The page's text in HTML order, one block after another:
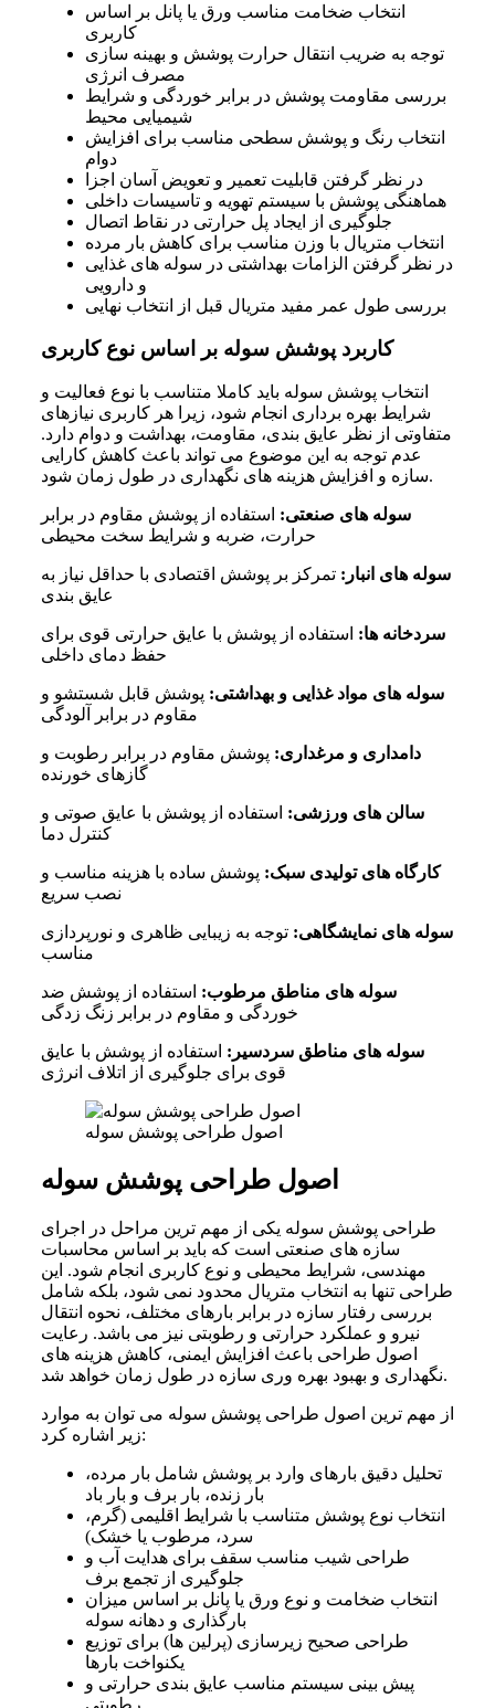
انتخاب ضخامت مناسب ورق یا پانل بر اساس
کاربری
توجه به ضریب انتقال حرارت پوشش و بهینه سازی
مصرف انرژی
بررسی مقاومت پوشش در برابر خوردگی و شرایط
شیمیایی محیط
انتخاب رنگ و پوشش سطحی مناسب برای افزایش
دوام
در نظر گرفتن قابلیت تعمیر و تعویض آسان اجزا
هماهنگی پوشش با سیستم تهویه و تاسیسات داخلی
جلوگیری از ایجاد پل حرارتی در نقاط اتصال
انتخاب متریال با وزن مناسب برای کاهش بار مرده
در نظر گرفتن الزامات بهداشتی در سوله های غذایی
و دارویی
بررسی طول عمر مفید متریال قبل از انتخاب نهایی
کاربرد پوشش سوله بر اساس نوع کاربری
انتخاب پوشش سوله باید کاملا متناسب با نوع فعالیت و
شرایط بهره برداری انجام شود، زیرا هر کاربری نیازهای
متفاوتی از نظر عایق بندی، مقاومت، بهداشت و دوام دارد.
عدم توجه به این موضوع می تواند باعث کاهش کارایی
سازه و افزایش هزینه های نگهداری در طول زمان شود.
سوله های صنعتی: استفاده از پوشش مقاوم در برابر
حرارت، ضربه و شرایط سخت محیطی
سوله های انبار: تمرکز بر پوشش اقتصادی با حداقل نیاز به
عایق بندی
سردخانه ها: استفاده از پوشش با عایق حرارتی قوی برای
حفظ دمای داخلی
سوله های مواد غذایی و بهداشتی: پوشش قابل شستشو و
مقاوم در برابر آلودگی
دامداری و مرغداری: پوشش مقاوم در برابر رطوبت و
گازهای خورنده
سالن های ورزشی: استفاده از پوشش با عایق صوتی و
کنترل دما
کارگاه های تولیدی سبک: پوشش ساده با هزینه مناسب و
نصب سریع
سوله های نمایشگاهی:توجه به زیبایی ظاهری و نورپردازی
مناسب
سوله های مناطق مرطوب: استفاده از پوشش ضد
خوردگی و مقاوم در برابر زنگ زدگی
سوله های مناطق سردسیر: استفاده از پوشش با عایق
قوی برای جلوگیری از اتلاف انرژی
اصول طراحی پوشش سوله
اصول طراحی پوشش سوله
طراحی پوشش سوله یکی از مهم ترین مراحل در اجرای
سازه های صنعتی است که باید بر اساس محاسبات
مهندسی، شرایط محیطی و نوع کاربری انجام شود. این
طراحی تنها به انتخاب متریال محدود نمی شود، بلکه شامل
بررسی رفتار سازه در برابر بارهای مختلف، نحوه انتقال
نیرو و عملکرد حرارتی و رطوبتی نیز می باشد. رعایت
اصول طراحی باعث افزایش ایمنی، کاهش هزینه های
نگهداری و بهبود بهره وری سازه در طول زمان خواهد شد.
از مهم ترین اصول طراحی پوشش سوله می توان به موارد
زیر اشاره کرد:
تحلیل دقیق بارهای وارد بر پوشش شامل بار مرده،
بار زنده، بار برف و بار باد
انتخاب نوع پوشش متناسب با شرایط اقلیمی (گرم،
سرد، مرطوب یا خشک)
طراحی شیب مناسب سقف برای هدایت آب و
جلوگیری از تجمع برف
انتخاب ضخامت و نوع ورق یا پانل بر اساس میزان
بارگذاری و دهانه سوله
طراحی صحیح زیرسازی (پرلین ها) برای توزیع
یکنواخت بارها
پیش بینی سیستم مناسب عایق بندی حرارتی و